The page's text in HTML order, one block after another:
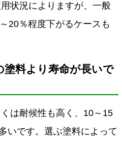
状況によりますが、一般
20％程度下がるケースも
塗料より寿命が長いで
は耐候性も高く、10～15
いです。選ぶ塗料によって